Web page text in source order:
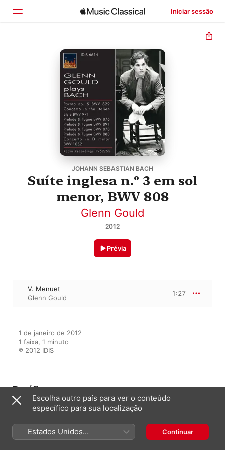
Iniciar sessão
Explorar
JOHANN SEBASTIAN BACH
Suíte inglesa n.º 3 em sol
menor, BWV 808
Glenn Gould
2012
Prévia
V. Menuet
Glenn Gould
1:27
1 de janeiro de 2012
1 faixa, 1 minuto
℗ 2012 IDIS
Do álbum
Glenn Gould Plays Bach (1952-
1955)
Glenn Gould,Ernest MacMillan,
Escolha outro país para ver o conteúdo
específico para sua localização
Estados Unidos
(Português Brasil)
Continuar